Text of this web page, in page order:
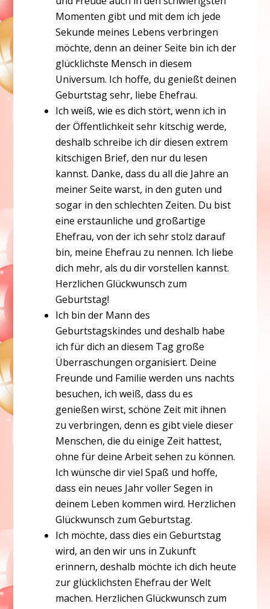
Momenten gibt und mit dem ich jede
Sekunde meines Lebens verbringen
möchte, denn an deiner Seite bin ich der
glücklichste Mensch in diesem
Universum. Ich hoffe, du genießt deinen
Geburtstag sehr, liebe Ehefrau.
Ich weiß, wie es dich stört, wenn ich in
der Öffentlichkeit sehr kitschig werde,
deshalb schreibe ich dir diesen extrem
kitschigen Brief, den nur du lesen
kannst. Danke, dass du all die Jahre an
meiner Seite warst, in den guten und
sogar in den schlechten Zeiten. Du bist
eine erstaunliche und großartige
Ehefrau, von der ich sehr stolz darauf
bin, meine Ehefrau zu nennen. Ich liebe
dich mehr, als du dir vorstellen kannst.
Herzlichen Glückwunsch zum
Geburtstag!
Ich bin der Mann des
Geburtstagskindes und deshalb habe
ich für dich an diesem Tag große
Überraschungen organisiert. Deine
Freunde und Familie werden uns nachts
besuchen, ich weiß, dass du es
genießen wirst, schöne Zeit mit ihnen
zu verbringen, denn es gibt viele dieser
Menschen, die du einige Zeit hattest,
ohne für deine Arbeit sehen zu können.
Ich wünsche dir viel Spaß und hoffe,
dass ein neues Jahr voller Segen in
deinem Leben kommen wird. Herzlichen
Glückwunsch zum Geburtstag.
Ich möchte, dass dies ein Geburtstag
wird, an den wir uns in Zukunft
erinnern, deshalb möchte ich dich heute
zur glücklichsten Ehefrau der Welt
machen. Herzlichen Glückwunsch zum